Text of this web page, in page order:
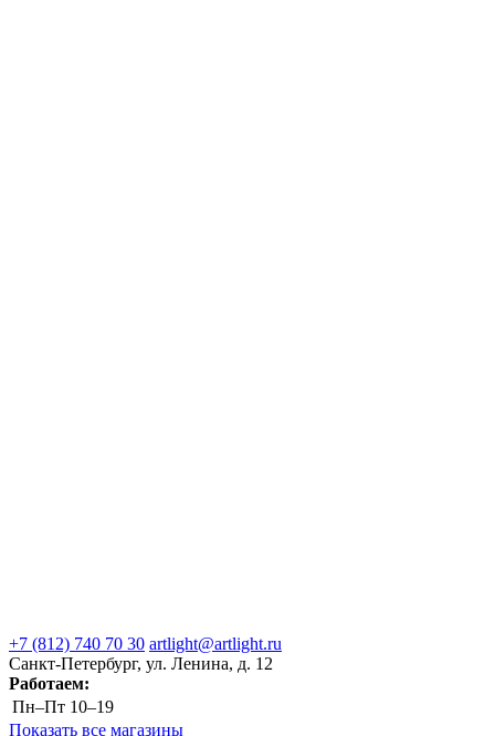
+7 (812) 740 70 30 artlight@artlight.ru
Санкт-Петербург, ул. Ленина, д. 12
Работаем:
Пн–Пт 10–19
Показать все магазины